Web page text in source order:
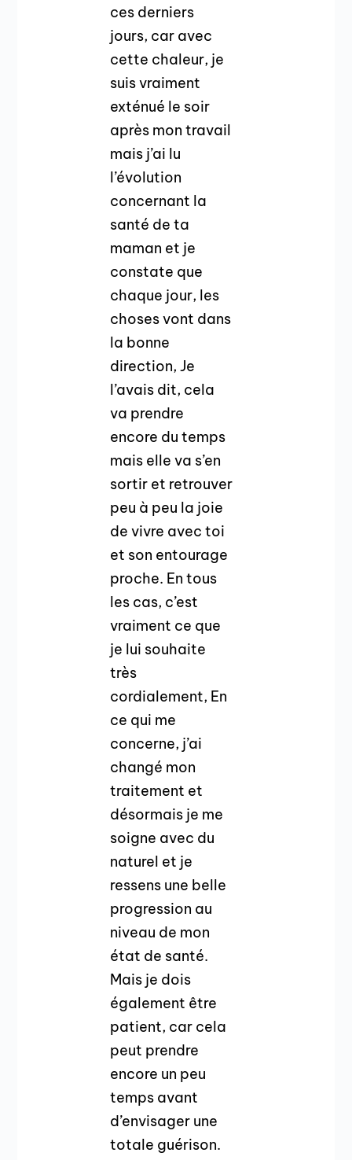
ces derniers
jours, car avec
cette chaleur, je
suis vraiment
exténué le soir
après mon travail
mais j’ai lu
l’évolution
concernant la
santé de ta
maman et je
constate que
chaque jour, les
choses vont dans
la bonne
direction, Je
l’avais dit, cela
va prendre
encore du temps
mais elle va s’en
sortir et retrouver
peu à peu la joie
de vivre avec toi
et son entourage
proche. En tous
les cas, c’est
vraiment ce que
je lui souhaite
très
cordialement, En
ce qui me
concerne, j’ai
changé mon
traitement et
désormais je me
soigne avec du
naturel et je
ressens une belle
progression au
niveau de mon
état de santé.
Mais je dois
également être
patient, car cela
peut prendre
encore un peu
temps avant
d’envisager une
totale guérison.